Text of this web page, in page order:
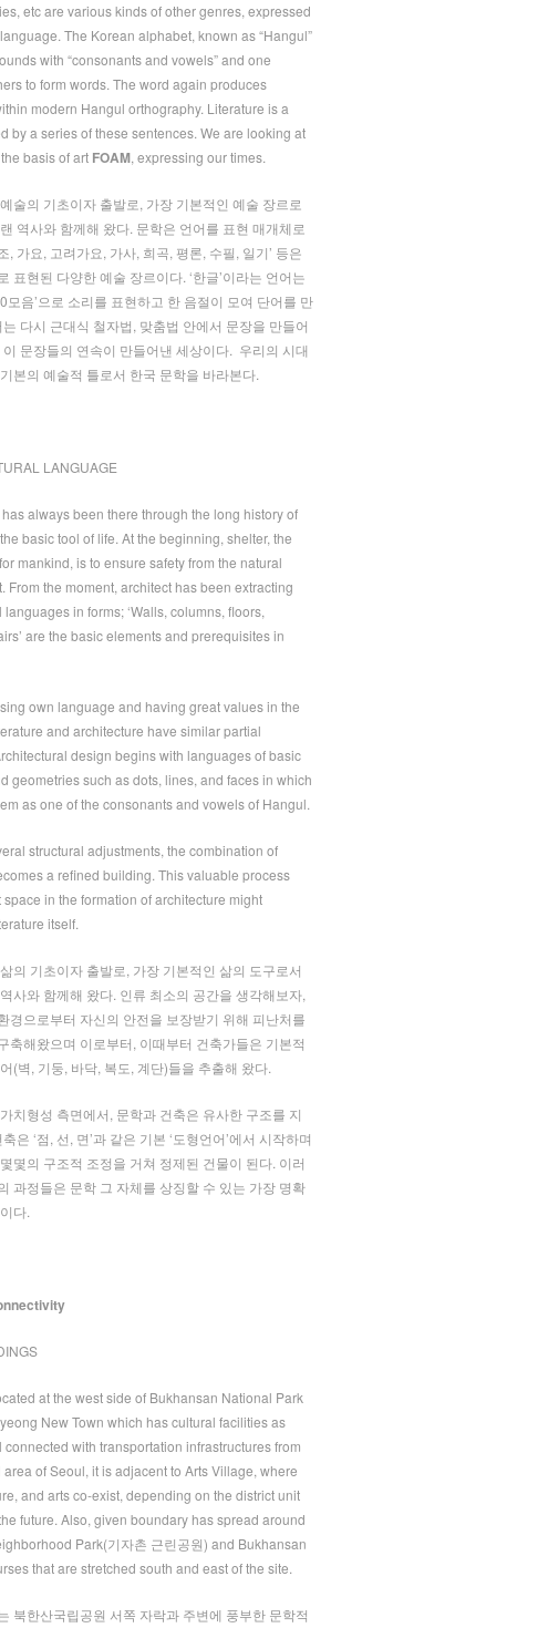
etc are various kinds of other genres, expressed
The Korean alphabet, known as “Hangul”
with “consonants and vowels” and one
to form words. The word again produces
modern Hangul orthography. Literature is a
by a series of these sentences. We are looking at
basis of art FOAM, expressing our times.
술의 기초이자 출발로, 가장 기본적인 예술 장르로
역사와 함께해 왔다. 문학은 언어를 표현 매개체로
, 가요, 고려가요, 가사, 희곡, 평론, 수필, 일기’ 등은
표현된 다양한 예술 장르이다. ‘한글’이라는 언어는
모음’으로 소리를 표현하고 한 음절이 모여 단어를 만
다시 근대식 철자법, 맞춤법 안에서 문장을 만들어
이 문장들의 연속이 만들어낸 세상이다. 우리의 시대
본의 예술적 틀로서 한국 문학을 바라본다.
LANGUAGE
always been there through the long history of
basic tool of life. At the beginning, shelter, the
mankind, is to ensure safety from the natural
From the moment, architect has been extracting
in forms; ‘Walls, columns, floors,
are the basic elements and prerequisites in
own language and having great values in the
and architecture have similar partial
design begins with languages of basic
geometries such as dots, lines, and faces in which
as one of the consonants and vowels of Hangul.
structural adjustments, the combination of
a refined building. This valuable process
in the formation of architecture might
itself.
의 기초이자 출발로, 가장 기본적인 삶의 도구로서
사와 함께해 왔다. 인류 최소의 공간을 생각해보자,
경으로부터 자신의 안전을 보장받기 위해 피난처를
축해왔으며 이로부터, 이때부터 건축가들은 기본적
(벽, 기둥, 바닥, 복도, 계단)들을 추출해 왔다.
치형성 측면에서, 문학과 건축은 유사한 구조를 지
은 ‘점, 선, 면’과 같은 기본 ‘도형언어’에서 시작하며
몇의 구조적 조정을 거쳐 정제된 건물이 된다. 이러
과정들은 문학 그 자체를 상징할 수 있는 가장 명확
다.
at the west side of Bukhansan National Park
New Town which has cultural facilities as
with transportation infrastructures from
of Seoul, it is adjacent to Arts Village, where
and arts co-exist, depending on the district unit
future. Also, given boundary has spread around
Park(기자촌 근린공원) and Bukhansan
that are stretched south and east of the site.
북한산국립공원 서쪽 자락과 주변에 풍부한 문학적